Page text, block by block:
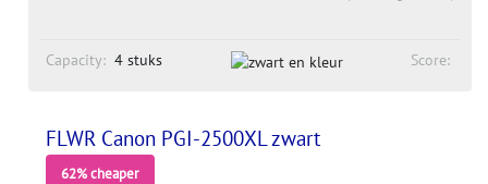
Capacity: 4 stuks Score:
FLWR Canon PGI-2500XL zwart
62% cheaper